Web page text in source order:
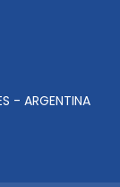
- ARGENTINA